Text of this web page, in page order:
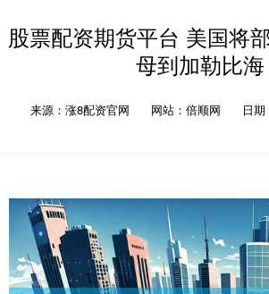
股票配资期货平台 美国将
母到加勒比海
来源：涨8配资官网 网站：倍顺网
日